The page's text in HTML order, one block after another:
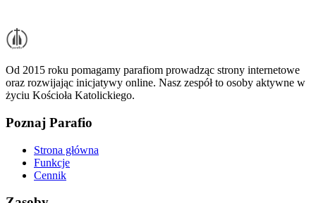
Od 2015 roku pomagamy parafiom prowadząc strony internetowe
oraz rozwijając inicjatywy online. Nasz zespół to osoby aktywne w
życiu Kościoła Katolickiego.
Poznaj Parafio
Strona główna
Funkcje
Cennik